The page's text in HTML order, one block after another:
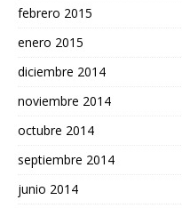
febrero 2015
enero 2015
diciembre 2014
noviembre 2014
octubre 2014
septiembre 2014
junio 2014